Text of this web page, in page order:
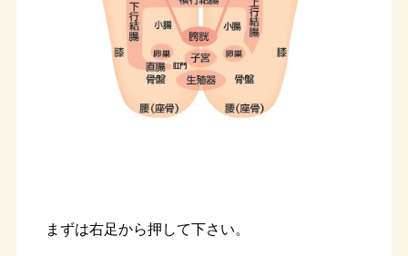
まずは右足から押して下さい。